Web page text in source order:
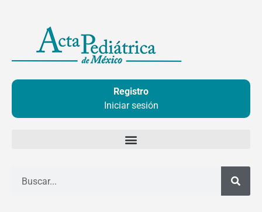
contenido
Registro
Iniciar sesión